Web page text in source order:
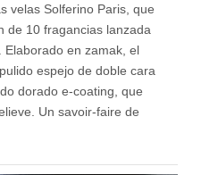
velas Solferino Paris, que
de 10 fragancias lanzada
en zamak, el
espejo de doble cara
dorado e-coating, que
Un savoir-faire de